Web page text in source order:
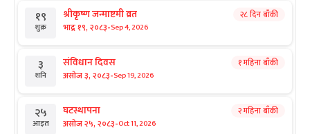
१९
शुक्र
श्रीकृष्ण जन्माष्टमी व्रत
भाद्र १९, २०८३-Sep 4, 2026
२८ दिन बाँकी
३
शनि
संविधान दिवस
असोज ३, २०८३-Sep 19, 2026
१ महिना बाँकी
२५
आइत
घटस्थापना
असोज २५, २०८३-Oct 11, 2026
२ महिना बाँकी